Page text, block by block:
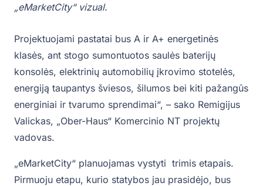
„eMarketCity“ vizual.
Projektuojami pastatai bus A ir A+ energetinės
klasės, ant stogo sumontuotos saulės baterijų
konsolės, elektrinių automobilių įkrovimo stotelės,
energiją taupantys šviesos, šilumos bei kiti pažangūs
energiniai ir tvarumo sprendimai“, – sako Remigijus
Valickas, „Ober-Haus“ Komercinio NT projektų
vadovas.
„eMarketCity“ planuojamas vystyti trimis etapais.
Pirmuoju etapu, kurio statybos jau prasidėjo, bus